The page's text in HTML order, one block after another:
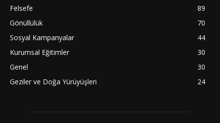
Felsefe
89
Gönüllülük
70
Sosyal Kampanyalar
44
Kurumsal Eğitimler
30
Genel
30
Geziler ve Doğa Yürüyüşleri
24